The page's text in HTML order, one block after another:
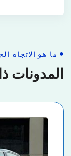
ما هو الاتجاه
المدونات